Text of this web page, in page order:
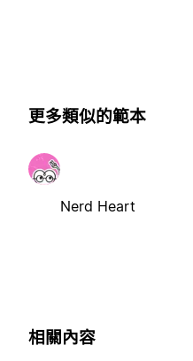
更多類似的範本
Nerd Heart
相關內容